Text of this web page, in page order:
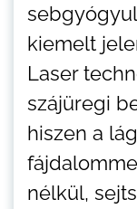
kiemelt
Laser
szájüregi
hiszen a
nélkül,